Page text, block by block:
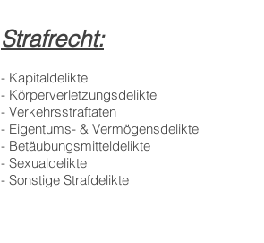
Strafrecht:
-
- Körperverletzungsdelikte
-
- Eigentums- &
- Betäubungsmitteldelikte
- Sexualdelikte
- Sonstige Strafdelikte